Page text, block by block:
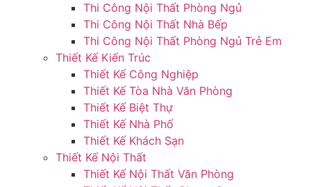
Thi Công Nội Thất Phòng Ngủ
Thi Công Nội Thất Nhà Bếp
Thi Công Nội Thất Phòng Ngủ Trẻ Em
Thiết Kế Kiến Trúc
Thiết Kế Công Nghiệp
Thiết Kế Tòa Nhà Văn Phòng
Thiết Kế Biệt Thự
Thiết Kế Nhà Phố
Thiết Kế Khách Sạn
Thiết Kế Nội Thất
Thiết Kế Nội Thất Văn Phòng